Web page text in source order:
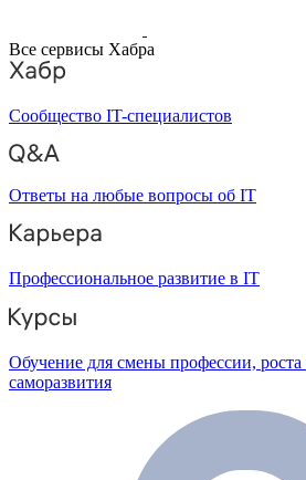
Все сервисы Хабра
Сообщество IT-специалистов
Ответы на любые вопросы об IT
Профессиональное развитие в IT
Обучение для смены профессии, роста
саморазвития